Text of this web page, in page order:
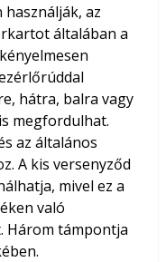
az
általában a
hátra, balra vagy
megfordulhat.
az általános
A kis versenyződ
mivel ez a
való
Három támpontja